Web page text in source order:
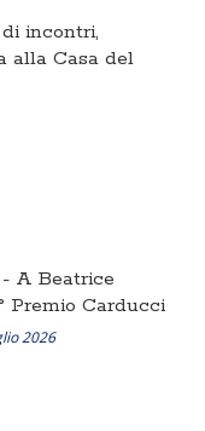
incontri,
alla Casa del
A Beatrice
Premio Carducci
2026